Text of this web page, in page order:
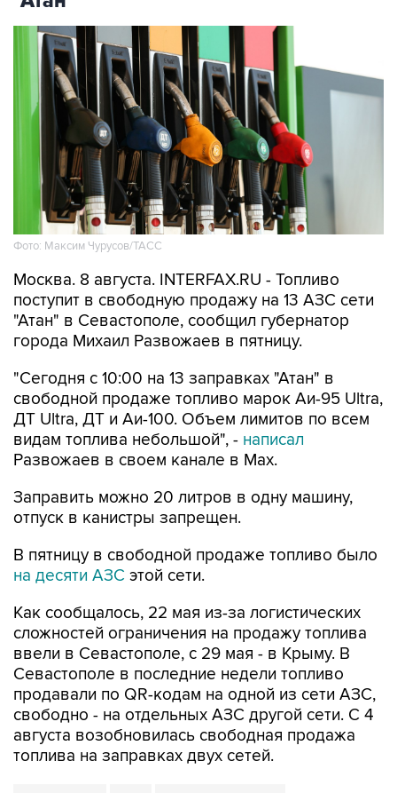
Фото: Максим Чурусов/ТАСС
Москва. 8 августа. INTERFAX.RU - Топливо
"Атан" в Севастополе, сообщил губернатор
города Михаил Развожаев в пятницу.
"Сегодня с 10:00 на 13 заправках "Атан" в
ДТ Ultra, ДТ и Аи-100. Объем лимитов по всем
видам топлива небольшой", - написал
Развожаев в своем канале в Max.
Заправить можно 20 литров в одну машину,
В пятницу в свободной продаже топливо было
Как сообщалось, 22 мая из-за логистических
ввели в Севастополе, с 29 мая - в Крыму. В
Севастополе в последние недели топливо
продавали по QR-кодам на одной из сети АЗС,
свободно - на отдельных АЗС другой сети. С 4
августа возобновилась свободная продажа
топлива на заправках двух сетей.
Севастополь Атан Михаил Развожаев